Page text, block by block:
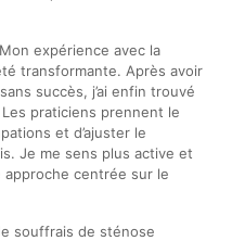
expérience avec la
transformante. Après avoir
succès, j’ai enfin trouvé
praticiens prennent le
et d’ajuster le
Je me sens plus active et
approche centrée sur le
souffrais de sténose